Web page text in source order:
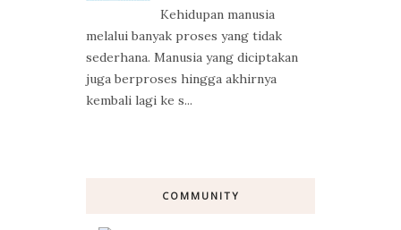
Kehidupan manusia
melalui banyak proses yang tidak
sederhana. Manusia yang diciptakan
juga berproses hingga akhirnya
kembali lagi ke s...
COMMUNITY